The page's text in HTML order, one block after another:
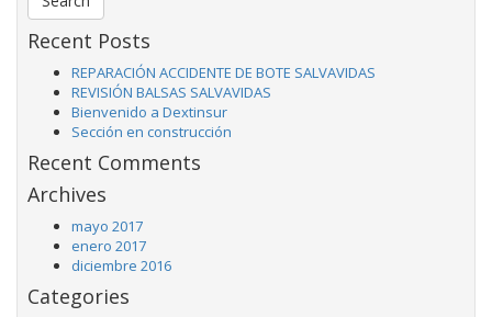
Recent Posts
REPARACIÓN ACCIDENTE DE BOTE SALVAVIDAS
REVISIÓN BALSAS SALVAVIDAS
Bienvenido a Dextinsur
Sección en construcción
Recent Comments
Archives
mayo 2017
enero 2017
diciembre 2016
Categories